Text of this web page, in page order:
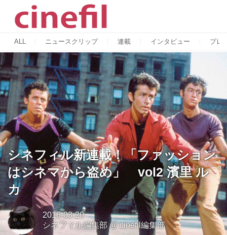
ALL ニュースクリップ 連載 インタビュー プレ
シネフィル新連載！「ファッション
はシネマから盗め」 vol2 濱里 ル
カ
2016-03-20
シネフィル編集部@cinefil編集部